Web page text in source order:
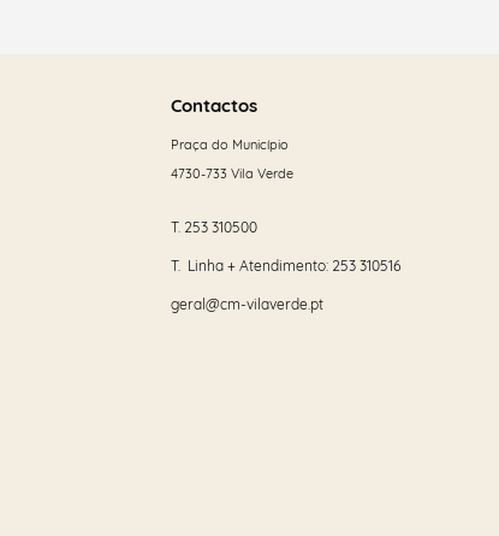
Contactos
Praça do Município
4730-733 Vila Verde
T. 253 310500
T. Linha + Atendimento: 253 310516
geral@cm-vilaverde.pt